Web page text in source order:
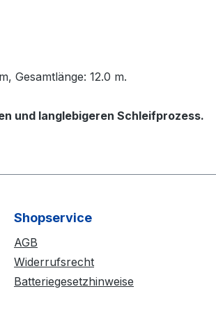
Gesamtlänge: 12.0 m.
und langlebigeren Schleifprozess.
Shopservice
AGB
Widerrufsrecht
Batteriegesetzhinweise